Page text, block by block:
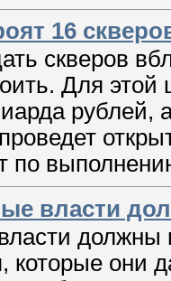
16
скверов
Для
рублей,
по
власти
должны
которые они